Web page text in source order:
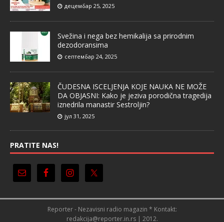
децембар 25, 2025
Svežina i nega bez hemikalija sa prirodnim
dezodoransima
септембар 24, 2025
ČUDESNA ISCELJENJA KOJE NAUKA NE MOŽE
DA OBJASNI: Kako je jeziva porodična tragedija
iznedrila manastir Sestroljin?
јул 31, 2025
PRATITE NAS!
Reporter - Nezavisni radio magazin * Kontakt:
redakcija@reporter.in.rs | 2012.